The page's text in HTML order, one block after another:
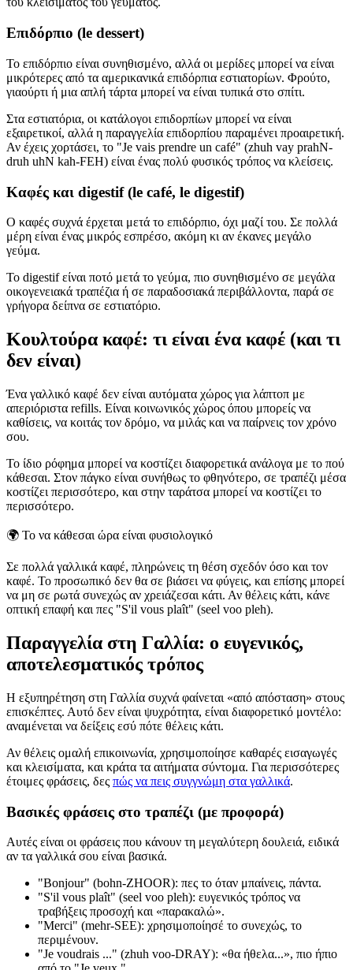
Επιδόρπιο (le dessert)
Το επιδόρπιο είναι συνηθισμένο, αλλά οι μερίδες μπορεί να είναι
μικρότερες από τα αμερικανικά επιδόρπια εστιατορίων. Φρούτο,
γιαούρτι ή μια απλή τάρτα μπορεί να είναι τυπικά στο σπίτι.
Στα εστιατόρια, οι κατάλογοι επιδορπίων μπορεί να είναι
εξαιρετικοί, αλλά η παραγγελία επιδορπίου παραμένει προαιρετική.
Αν έχεις χορτάσει, το "Je vais prendre un café" (zhuh vay prahN-
druh uhN kah-FEH) είναι ένας πολύ φυσικός τρόπος να κλείσεις.
Καφές και digestif (le café, le digestif)
Ο καφές συχνά έρχεται μετά το επιδόρπιο, όχι μαζί του. Σε πολλά
μέρη είναι ένας μικρός εσπρέσο, ακόμη κι αν έκανες μεγάλο
γεύμα.
Το digestif είναι ποτό μετά το γεύμα, πιο συνηθισμένο σε μεγάλα
οικογενειακά τραπέζια ή σε παραδοσιακά περιβάλλοντα, παρά σε
γρήγορα δείπνα σε εστιατόριο.
Κουλτούρα καφέ: τι είναι ένα καφέ (και τι
δεν είναι)
Ένα γαλλικό καφέ δεν είναι αυτόματα χώρος για λάπτοπ με
απεριόριστα refills. Είναι κοινωνικός χώρος όπου μπορείς να
καθίσεις, να κοιτάς τον δρόμο, να μιλάς και να παίρνεις τον χρόνο
σου.
Το ίδιο ρόφημα μπορεί να κοστίζει διαφορετικά ανάλογα με το πού
κάθεσαι. Στον πάγκο είναι συνήθως το φθηνότερο, σε τραπέζι μέσα
κοστίζει περισσότερο, και στην ταράτσα μπορεί να κοστίζει το
περισσότερο.
🌍 Το να κάθεσαι ώρα είναι φυσιολογικό
Σε πολλά γαλλικά καφέ, πληρώνεις τη θέση σχεδόν όσο και τον
καφέ. Το προσωπικό δεν θα σε βιάσει να φύγεις, και επίσης μπορεί
να μη σε ρωτά συνεχώς αν χρειάζεσαι κάτι. Αν θέλεις κάτι, κάνε
οπτική επαφή και πες "S'il vous plaît" (seel voo pleh).
Παραγγελία στη Γαλλία: ο ευγενικός,
αποτελεσματικός τρόπος
Η εξυπηρέτηση στη Γαλλία συχνά φαίνεται «από απόσταση» στους
επισκέπτες. Αυτό δεν είναι ψυχρότητα, είναι διαφορετικό μοντέλο:
αναμένεται να δείξεις εσύ πότε θέλεις κάτι.
Αν θέλεις ομαλή επικοινωνία, χρησιμοποίησε καθαρές εισαγωγές
και κλεισίματα, και κράτα τα αιτήματα σύντομα. Για περισσότερες
έτοιμες φράσεις, δες πώς να πεις συγγνώμη στα γαλλικά.
Βασικές φράσεις στο τραπέζι (με προφορά)
Αυτές είναι οι φράσεις που κάνουν τη μεγαλύτερη δουλειά, ειδικά
αν τα γαλλικά σου είναι βασικά.
"Bonjour" (bohn-ZHOOR): πες το όταν μπαίνεις, πάντα.
"S'il vous plaît" (seel voo pleh): ευγενικός τρόπος να
τραβήξεις προσοχή και «παρακαλώ».
"Merci" (mehr-SEE): χρησιμοποίησέ το συνεχώς, το
περιμένουν.
"Je voudrais ..." (zhuh voo-DRAY): «θα ήθελα...», πιο ήπιο